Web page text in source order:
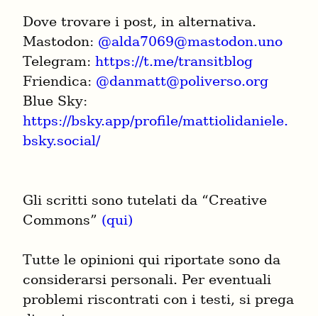
Dove trovare i post, in alternativa.
Mastodon: @alda7069@mastodon.uno
Telegram: https://t.me/transitblog
Friendica: @danmatt@poliverso.org
https://bsky.app/profile/mattiolidaniele.
bsky.social/
Gli scritti sono tutelati da “Creative
Commons” (qui)
Tutte le opinioni qui riportate sono da
considerarsi personali. Per eventuali
problemi riscontrati con i testi, si prega